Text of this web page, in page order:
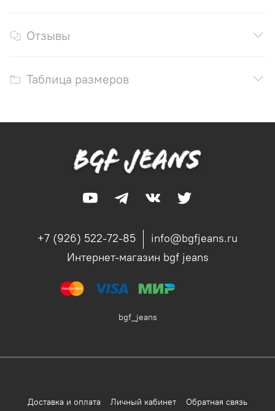
Отзывы
Таблица размеров
+7 (926) 522-72-85
info@bgfjeans.ru
Интернет-магазин bgf jeans
bgf_jeans
Доставка и оплата Личный кабинет Обратная связь